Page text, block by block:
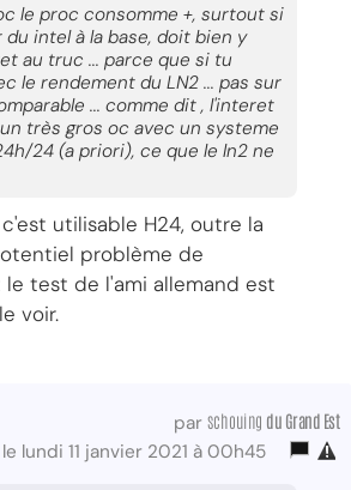
le proc consomme +, surtout si
intel à la base, doit bien y
au truc ... parce que si tu
le rendement du LN2 ... pas sur
... comme dit , l'interet
très gros oc avec un systeme
24 (a priori), ce que le ln2 ne
utilisable H24, outre la
problème de
test de l'ami allemand est
voir.
par schouing du Grand Est
le lundi 11 janvier 2021 à 00h45